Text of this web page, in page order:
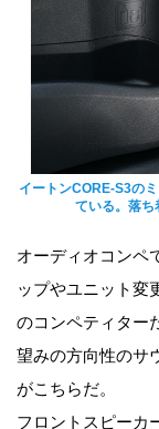
イートンCORE-S3の
ている。落ち
オーディオコンペ
ップやユニット変
のコンペティター
望みの方向性のサ
がこちらだ。
フロントスピーカ